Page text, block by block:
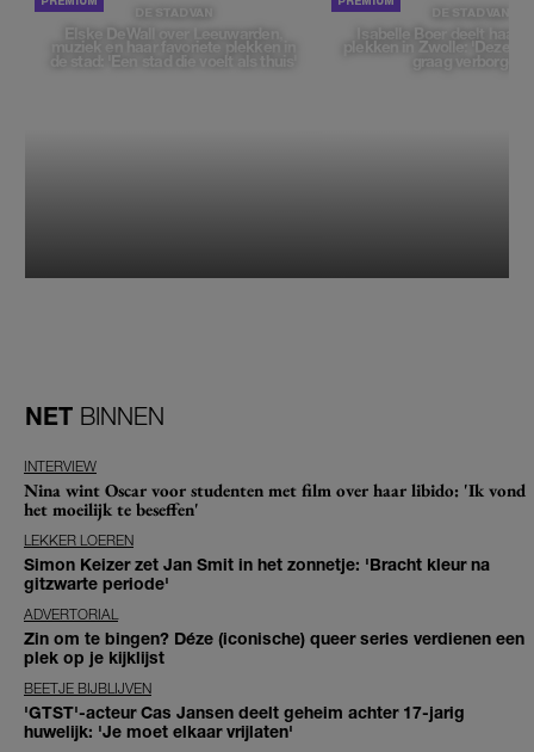
DE STAD VAN
Elske DeWall over Leeuwarden,
muziek en haar favoriete plekken in
de stad: 'Een stad die voelt als thuis'
DE STAD VAN
Isabelle Boer deelt haar
plekken in Zwolle: 'Deze
graag verborgen'
NET BINNEN
INTERVIEW
Nina wint Oscar voor studenten met film over haar libido: 'Ik vond
het moeilijk te beseffen'
LEKKER LOEREN
Simon Keizer zet Jan Smit in het zonnetje: 'Bracht kleur na
gitzwarte periode'
ADVERTORIAL
Zin om te bingen? Déze (iconische) queer series verdienen een
plek op je kijklijst
BEETJE BIJBLIJVEN
'GTST'-acteur Cas Jansen deelt geheim achter 17-jarig
huwelijk: 'Je moet elkaar vrijlaten'